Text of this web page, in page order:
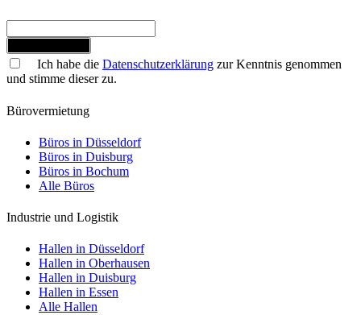
Ich habe die Datenschutzerklärung zur Kenntnis genommen
und stimme dieser zu.
Bürovermietung
Büros in Düsseldorf
Büros in Duisburg
Büros in Bochum
Alle Büros
Industrie und Logistik
Hallen in Düsseldorf
Hallen in Oberhausen
Hallen in Duisburg
Hallen in Essen
Alle Hallen